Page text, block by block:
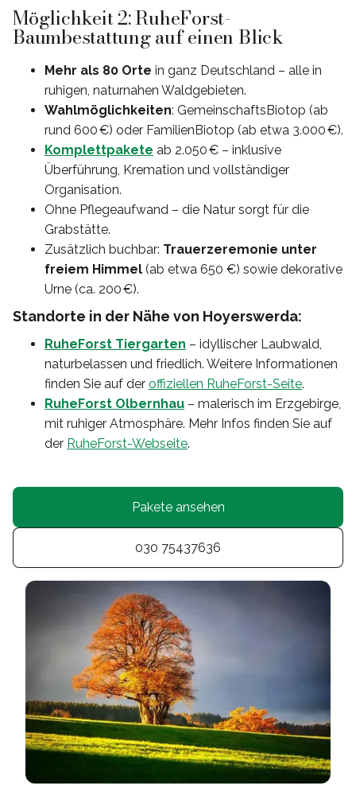
Möglichkeit 2: RuheForst-
Baumbestattung auf einen Blick
Mehr als 80 Orte in ganz Deutschland – alle in
ruhigen, naturnahen Waldgebieten.
Wahlmöglichkeiten: GemeinschaftsBiotop (ab
rund 600 €) oder FamilienBiotop (ab etwa 3.000 €).
Komplettpakete ab 2.050 € – inklusive
Überführung, Kremation und vollständiger
Organisation.
Ohne Pflegeaufwand – die Natur sorgt für die
Grabstätte.
Zusätzlich buchbar: Trauerzeremonie unter
freiem Himmel (ab etwa 650 €) sowie dekorative
Urne (ca. 200 €).
Standorte in der Nähe von Hoyerswerda:
RuheForst Tiergarten – idyllischer Laubwald,
naturbelassen und friedlich. Weitere Informationen
finden Sie auf der offiziellen RuheForst-Seite.
RuheForst Olbernhau – malerisch im Erzgebirge,
mit ruhiger Atmosphäre. Mehr Infos finden Sie auf
der RuheForst-Webseite.
Pakete ansehen
030 75437636